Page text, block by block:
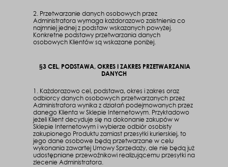
2. Przetwarzanie danych osobowych przez
Administratora wymaga każdorazowo zaistnienia co
najmniej jednej z podstaw wskazanych powyżej.
Konkretne podstawy przetwarzania danych
osobowych Klientów są wskazane poniżej.
§3 CEL, PODSTAWA, OKRES I ZAKRES PRZETWARZANIA
DANYCH
1. Każdorazowo cel, podstawa, okres i zakres oraz
odbiorcy danych osobowych przetwarzanych przez
Administratora wynika z działań podejmowanych przez
danego Klienta w Sklepie Internetowym. Przykładowo
jeżeli Klient decyduje się na dokonanie zakupów w
Sklepie Internetowym i wybierze odbiór osobisty
zakupionego Produktu zamiast przesyłki kurierskiej, to
jego dane osobowe będą przetwarzane w celu
wykonania zawartej Umowy Sprzedaży, ale nie będą już
udostępniane przewoźnikowi realizującemu przesyłki na
zlecenie Administratora.